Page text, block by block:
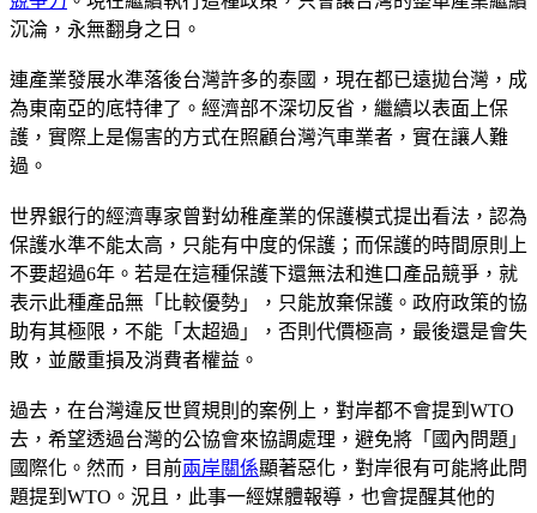
沉淪，永無翻身之日。
連產業發展水準落後台灣許多的泰國，現在都已遠拋台灣，成
為東南亞的底特律了。經濟部不深切反省，繼續以表面上保
護，實際上是傷害的方式在照顧台灣汽車業者，實在讓人難
過。
世界銀行的經濟專家曾對幼稚產業的保護模式提出看法，認為
保護水準不能太高，只能有中度的保護；而保護的時間原則上
不要超過6年。若是在這種保護下還無法和進口產品競爭，就
表示此種產品無「比較優勢」，只能放棄保護。政府政策的協
助有其極限，不能「太超過」，否則代價極高，最後還是會失
敗，並嚴重損及消費者權益。
過去，在台灣違反世貿規則的案例上，對岸都不會提到WTO
去，希望透過台灣的公協會來協調處理，避免將「國內問題」
國際化。然而，目前兩岸關係顯著惡化，對岸很有可能將此問
題提到WTO。況且，此事一經媒體報導，也會提醒其他的